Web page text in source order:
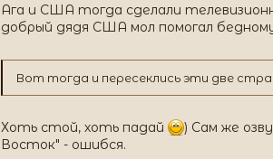
Ага и США тогда сделали
добрый дядя США мол помогал
Вот тогда и пересеклись эти две
Хоть стой, хоть падай ) Сам же
Восток" - ошибся.